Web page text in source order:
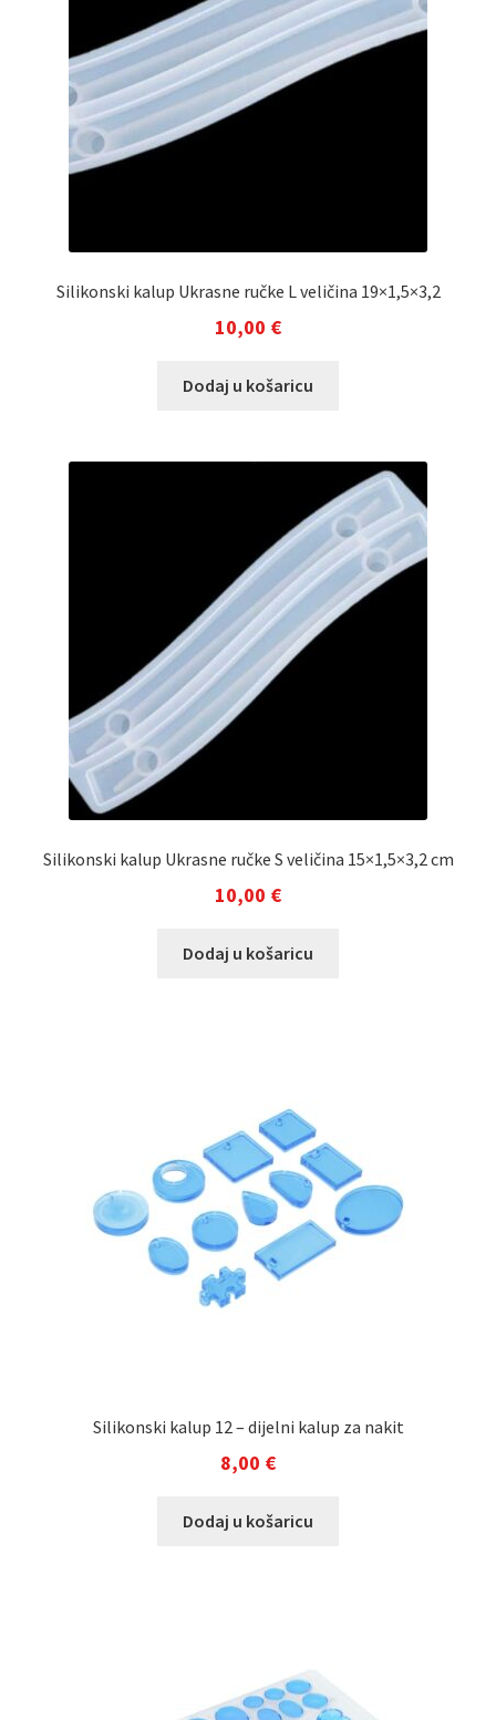
Silikonski kalup Ukrasne ručke L veličina 19×1,5×3,2
10,00 €
Dodaj u košaricu
Silikonski kalup Ukrasne ručke S veličina 15×1,5×3,2 cm
10,00 €
Dodaj u košaricu
Silikonski kalup 12 – dijelni kalup za nakit
8,00 €
Dodaj u košaricu